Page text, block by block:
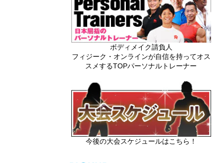
ボディメイク請負人
フィジーク・オンラインが自信を持ってオス
スメするTOPパーソナルトレーナー
今後の大会スケジュールはこちら！